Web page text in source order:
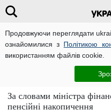
Продовжуючи переглядати
ознайомилися з Політикою
використанням файлів cookie.
Україна
Мінфін закликав 40-
За словами міністра
пенсійні накопичення